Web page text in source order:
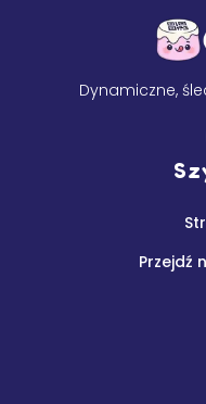
Dynamiczne,
Przejdź